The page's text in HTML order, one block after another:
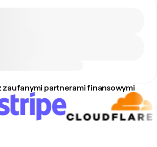
zaufanymi partnerami finansowymi